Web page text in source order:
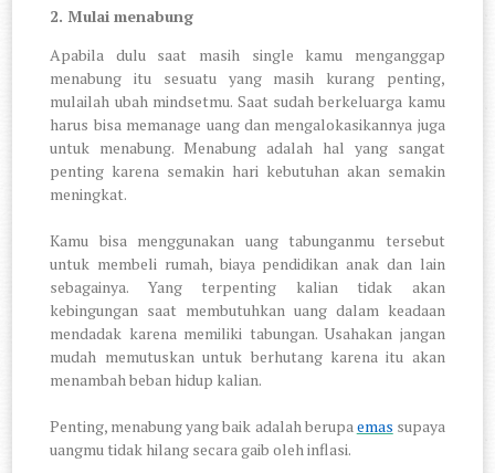
2.Mulai menabung
Apabila dulu saat masih single kamu menganggap
menabung itu sesuatu yang masih kurang penting,
mulailah ubah mindsetmu. Saat sudah berkeluarga kamu
harus bisa memanage uang dan mengalokasikannya juga
untuk menabung. Menabung adalah hal yang sangat
penting karena semakin hari kebutuhan akan semakin
meningkat.
Kamu bisa menggunakan uang tabunganmu tersebut
untuk membeli rumah, biaya pendidikan anak dan lain
sebagainya. Yang terpenting kalian tidak akan
kebingungan saat membutuhkan uang dalam keadaan
mendadak karena memiliki tabungan. Usahakan jangan
mudah memutuskan untuk berhutang karena itu akan
menambah beban hidup kalian.
Penting, menabung yang baik adalah berupaemas supaya
uangmu tidak hilang secara gaib oleh inflasi.